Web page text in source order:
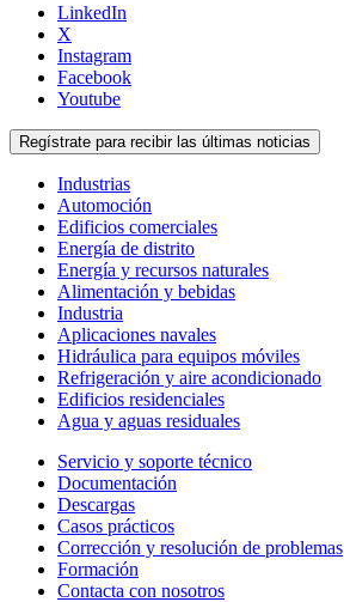
LinkedIn
X
Instagram
Facebook
Youtube
Regístrate para recibir las últimas noticias
Industrias
Automoción
Edificios comerciales
Energía de distrito
Energía y recursos naturales
Alimentación y bebidas
Industria
Aplicaciones navales
Hidráulica para equipos móviles
Refrigeración y aire acondicionado
Edificios residenciales
Agua y aguas residuales
Servicio y soporte técnico
Documentación
Descargas
Casos prácticos
Corrección y resolución de problemas
Formación
Contacta con nosotros